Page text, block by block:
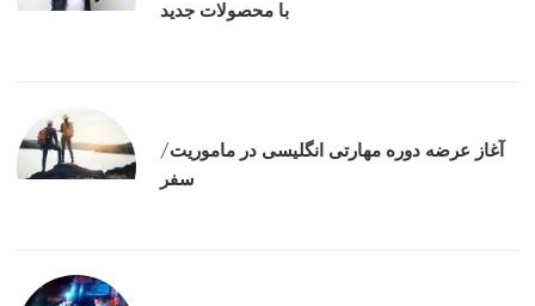
با محصولات جدید
آغاز عرضه دوره‌ مهارتی انگلیسی در ماموریت/
سفر